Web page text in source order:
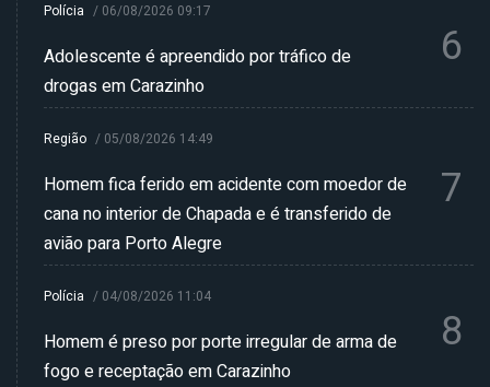
Polícia / 06/08/2026 09:17
Adolescente é apreendido por tráfico de
drogas em Carazinho
6
Região / 05/08/2026 14:49
Homem fica ferido em acidente com moedor de
cana no interior de Chapada e é transferido de
avião para Porto Alegre
7
Polícia / 04/08/2026 11:04
Homem é preso por porte irregular de arma de
fogo e receptação em Carazinho
8